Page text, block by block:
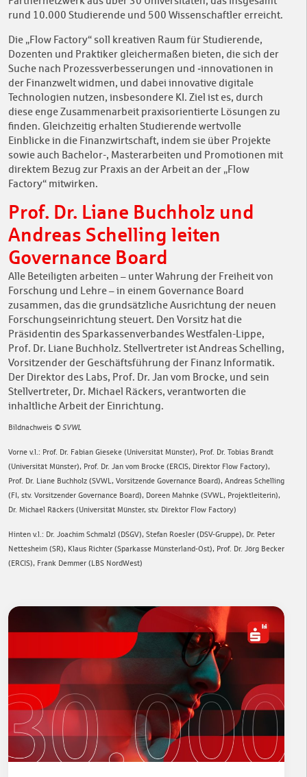
rund 10.000 Studierende und 500 Wissenschaftler erreicht.
Die „Flow Factory“ soll kreativen Raum für Studierende,
Dozenten und Praktiker gleichermaßen bieten, die sich der
Suche nach Prozessverbesserungen und ‑innovationen in
der Finanzwelt widmen, und dabei innovative digitale
Technologien nutzen, insbesondere KI. Ziel ist es, durch
diese enge Zusammenarbeit praxisorientierte Lösungen zu
finden. Gleichzeitig erhalten Studierende wertvolle
Einblicke in die Finanzwirtschaft, indem sie über Projekte
sowie auch Bachelor-, Masterarbeiten und Promotionen mit
direktem Bezug zur Praxis an der Arbeit an der „Flow
Factory“ mitwirken.
Prof. Dr. Liane Buchholz und
Andreas Schelling leiten
Governance Board
Alle Beteiligten arbeiten – unter Wahrung der Freiheit von
Forschung und Lehre – in einem Governance Board
zusammen, das die grundsätzliche Ausrichtung der neuen
Forschungseinrichtung steuert. Den Vorsitz hat die
Präsidentin des Sparkassenverbandes Westfalen-Lippe,
Prof. Dr. Liane Buchholz. Stellvertreter ist Andreas Schelling,
Vorsitzender der Geschäftsführung der Finanz Informatik.
Der Direktor des Labs, Prof. Dr. Jan vom Brocke, und sein
Stellvertreter, Dr. Michael Räckers, verantworten die
inhaltliche Arbeit der Einrichtung.
Bildnachweis © SVWL
Vorne v.l.: Prof. Dr. Fabian Gieseke (Universität Münster), Prof. Dr. Tobias Brandt
(Universität Münster), Prof. Dr. Jan vom Brocke (ERCIS, Direktor Flow Factory),
Prof. Dr. Liane Buchholz (SVWL, Vorsitzende Governance Board), Andreas Schelling
(FI, stv. Vorsitzender Governance Board), Doreen Mahnke (SVWL, Projektleiterin),
Dr. Michael Räckers (Universität Münster, stv. Direktor Flow Factory)
Hinten v.l.: Dr. Joachim Schmalzl (DSGV), Stefan Roesler (DSV-Gruppe), Dr. Peter
Nettesheim (SR), Klaus Richter (Sparkasse Münsterland-Ost), Prof. Dr. Jörg Becker
(ERCIS), Frank Demmer (LBS NordWest)